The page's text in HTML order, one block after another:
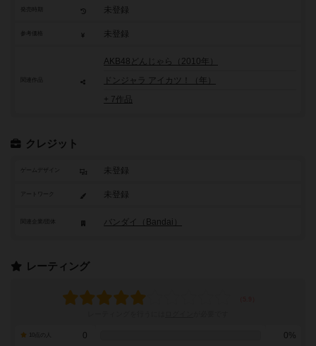
未登録
参考価格 未登録
関連作品
AKB48どんじゃら（2010年）
ドンジャラ アイカツ！（年）
+ 7作品
クレジット
ゲームデザイン 未登録
アートワーク 未登録
バンダイ（Bandai）
レーティング
0 0%